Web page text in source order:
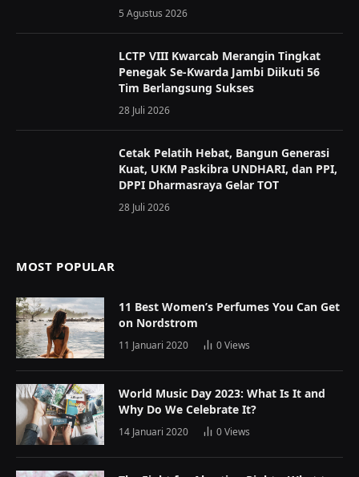
5 Agustus 2026
LCTP VIII Kwarcab Merangin Tingkat
Penegak Se-Kwarda Jambi Diikuti 56
Tim Berlangsung Sukses
28 Juli 2026
Cetak Pelatih Hebat, Bangun Generasi
Kuat, UKM Paskibra UNDHARI, dan PPI,
DPPI Dharmasraya Gelar TOT
28 Juli 2026
MOST POPULAR
11 Best Women’s Perfumes You Can Get
on Nordstrom
11 Januari 2020 0Views
World Music Day 2023: What Is It and
Why Do We Celebrate It?
14 Januari 2020 0Views